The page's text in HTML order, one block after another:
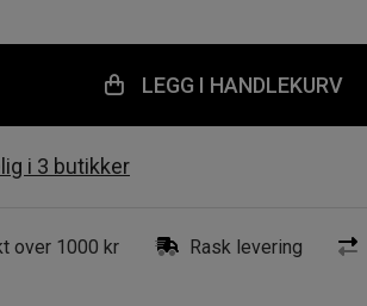
LEGG I HANDLEKURV
i 3 butikker
over 1000 kr Rask levering